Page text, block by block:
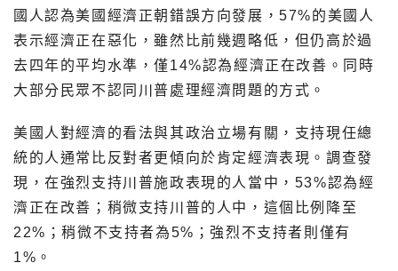
國人認為美國經濟正朝錯誤方向發展，57%的美國人
表示經濟正在惡化，雖然比前幾週略低，但仍高於過
去四年的平均水準，僅14%認為經濟正在改善。同時
大部分民眾不認同川普處理經濟問題的方式。
美國人對經濟的看法與其政治立場有關，支持現任總
統的人通常比反對者更傾向於肯定經濟表現。調查發
現，在強烈支持川普施政表現的人當中，53%認為經
濟正在改善；稍微支持川普的人中，這個比例降至
22%；稍微不支持者為5%；強烈不支持者則僅有
1%。